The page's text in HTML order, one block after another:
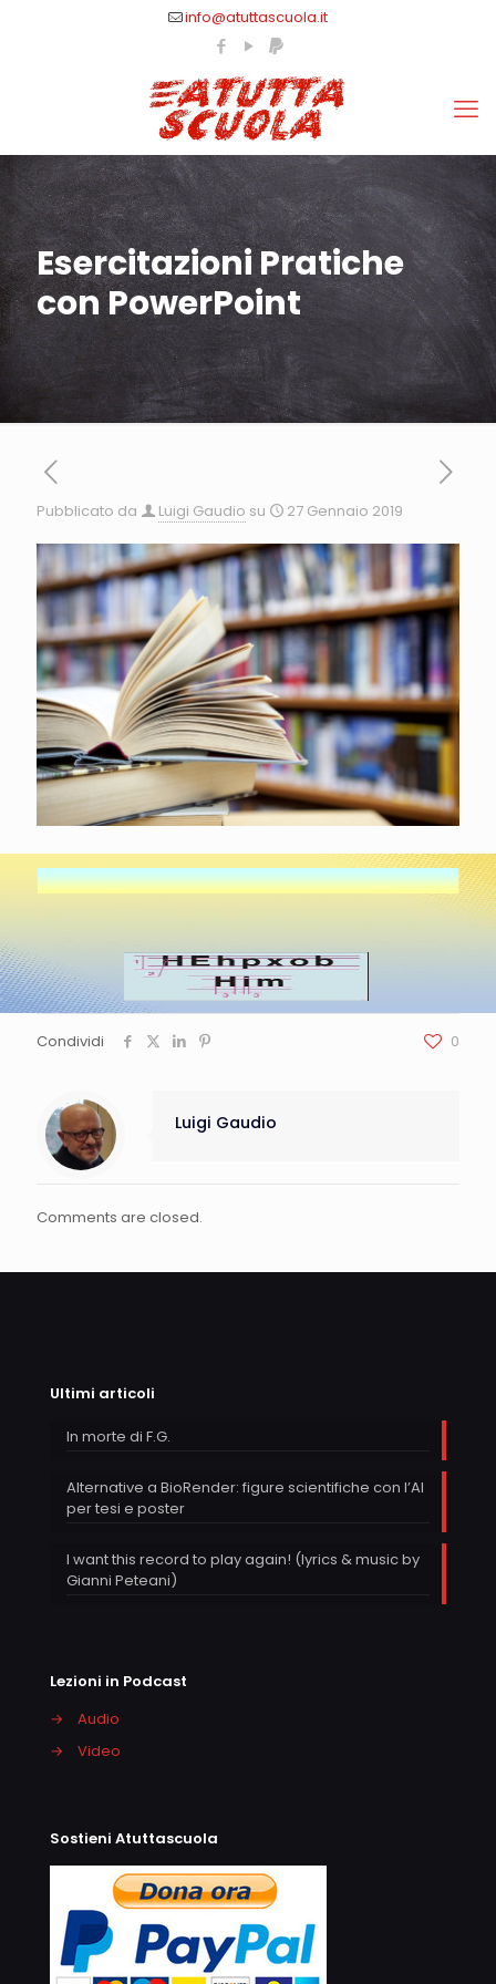
info@atuttascuola.it
Esercitazioni Pratiche
con PowerPoint
Pubblicato da Luigi Gaudio su 27 Gennaio 2019
CARATTERE Le parti principali del carattere sono: ?corpo
(1): distanza tra le parti ascendenti e discendenti del
avvicinamento (o larghezza) (3): spazio tra il lato destro
e il lato sinistro, varia per ogni lettera;
Condividi 0
Luigi Gaudio
Comments are closed.
Ultimi articoli
In morte di F.G.
Alternative a BioRender: figure scientifiche con l’AI
per tesi e poster
I want this record to play again! (lyrics & music by
Gianni Peteani)
Lezioni in Podcast
→
Audio
→
Video
Sostieni Atuttascuola